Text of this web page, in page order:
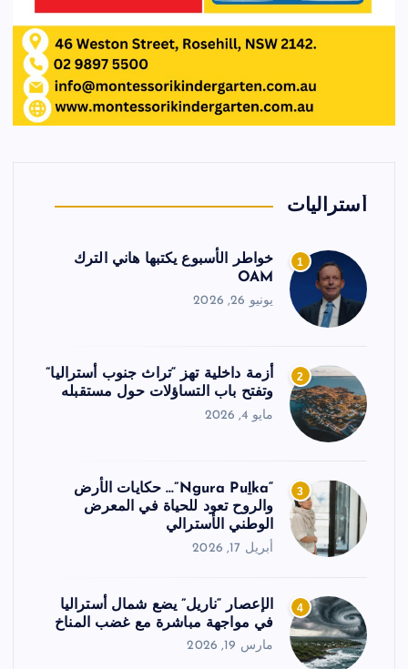
أستراليات
1
خواطر الأسبوع يكتبها هاني الترك
OAM
يونيو 26, 2026
2
أزمة داخلية تهز “تراث جنوب أستراليا”
وتفتح باب التساؤلات حول مستقبله
مايو 4, 2026
3
“Ngura Puḻka”… حكايات الأرض
والروح تعود للحياة في المعرض
الوطني الأسترالي
أبريل 17, 2026
4
الإعصار “ناريل” يضع شمال أستراليا
في مواجهة مباشرة مع غضب المناخ
مارس 19, 2026